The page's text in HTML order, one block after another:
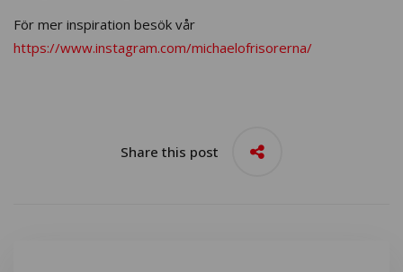
För mer inspiration besök vår
https://www.instagram.com/michaelofrisorerna/
Share this post